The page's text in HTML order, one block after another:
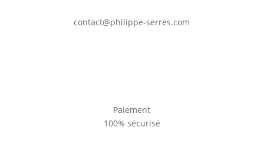
contact@philippe-serres.com
Paiement
100% sécurisé